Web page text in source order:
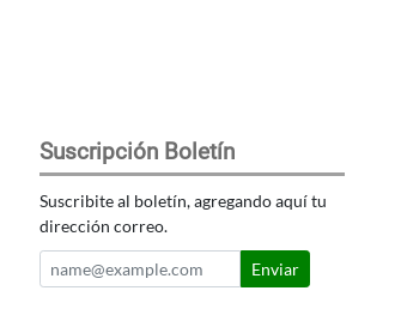
Suscripción Boletín
Suscribite al boletín, agregando aquí tu
dirección correo.
Enviar